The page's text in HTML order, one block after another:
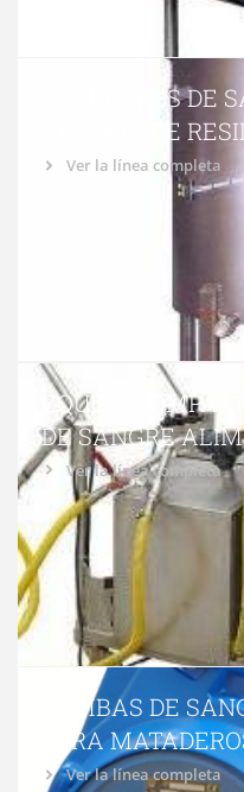
COCEDORES DE
GESTIÓN DE
Ver la línea completa
EQUIPO
DE SANGRE
Ver la línea completa
BOMBAS DE
PARA
Ver la línea completa